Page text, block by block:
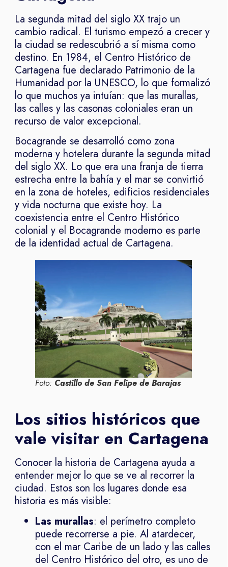
La segunda mitad del siglo XX trajo un
cambio radical. El turismo empezó a crecer y
la ciudad se redescubrió a sí misma como
destino. En 1984, el Centro Histórico de
Cartagena fue declarado Patrimonio de la
Humanidad por la UNESCO, lo que formalizó
lo que muchos ya intuían: que las murallas,
las calles y las casonas coloniales eran un
recurso de valor excepcional.
Bocagrande se desarrolló como zona
moderna y hotelera durante la segunda mitad
del siglo XX. Lo que era una franja de tierra
estrecha entre la bahía y el mar se convirtió
en la zona de hoteles, edificios residenciales
y vida nocturna que existe hoy. La
coexistencia entre el Centro Histórico
colonial y el Bocagrande moderno es parte
de la identidad actual de Cartagena.
Foto: Castillo de San Felipe de Barajas
Los sitios históricos que
vale visitar en Cartagena
Conocer la historia de Cartagena ayuda a
entender mejor lo que se ve al recorrer la
ciudad. Estos son los lugares donde esa
historia es más visible:
Las murallas: el perímetro completo
puede recorrerse a pie. Al atardecer,
con el mar Caribe de un lado y las calles
del Centro Histórico del otro, es uno de